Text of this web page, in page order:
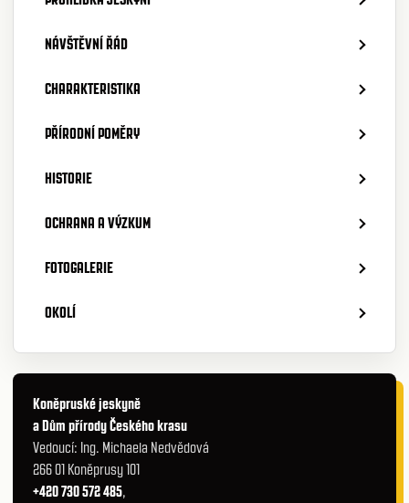
NÁVŠTĚVNÍ ŘÁD
CHARAKTERISTIKA
PŘÍRODNÍ POMĚRY
HISTORIE
OCHRANA A VÝZKUM
FOTOGALERIE
OKOLÍ
Koněpruské jeskyně
a Dům přírody Českého krasu
Vedoucí: Ing. Michaela Nedvědová
266 01 Koněprusy 101
+420 730 572 485,